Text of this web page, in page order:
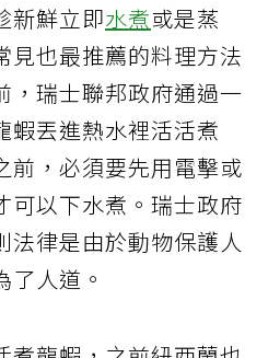
新鮮立即水煮或是蒸
見也最推薦的料理方法
，瑞士聯邦政府通過一
蝦丟進熱水裡活活煮
前，必須要先用電擊或
可以下水煮。瑞士政府
法律是由於動物保護人
人道。